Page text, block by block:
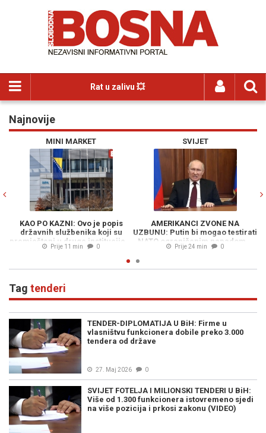
Rat u zalivu 💥
Najnovije
MINI MARKET
KAO PO KAZNI: Ovo je popis
državnih službenika koji su
premješteni u druge institucije...
Prije 11 min 0
SVIJET
AMERIKANCI ZVONE NA
UZBUNU: Putin bi mogao testirati
NATO ograničenim napadom...
Prije 24 min 0
Tag tenderi
TENDER-DIPLOMATIJA U BiH: Firme u
vlasništvu funkcionera dobile preko 3.000
tendera od države
27. Maj 2026 0
SVIJET FOTELJA I MILIONSKI TENDERI U BiH:
Više od 1.300 funkcionera istovremeno sjedi
na više pozicija i prkosi zakonu (VIDEO)